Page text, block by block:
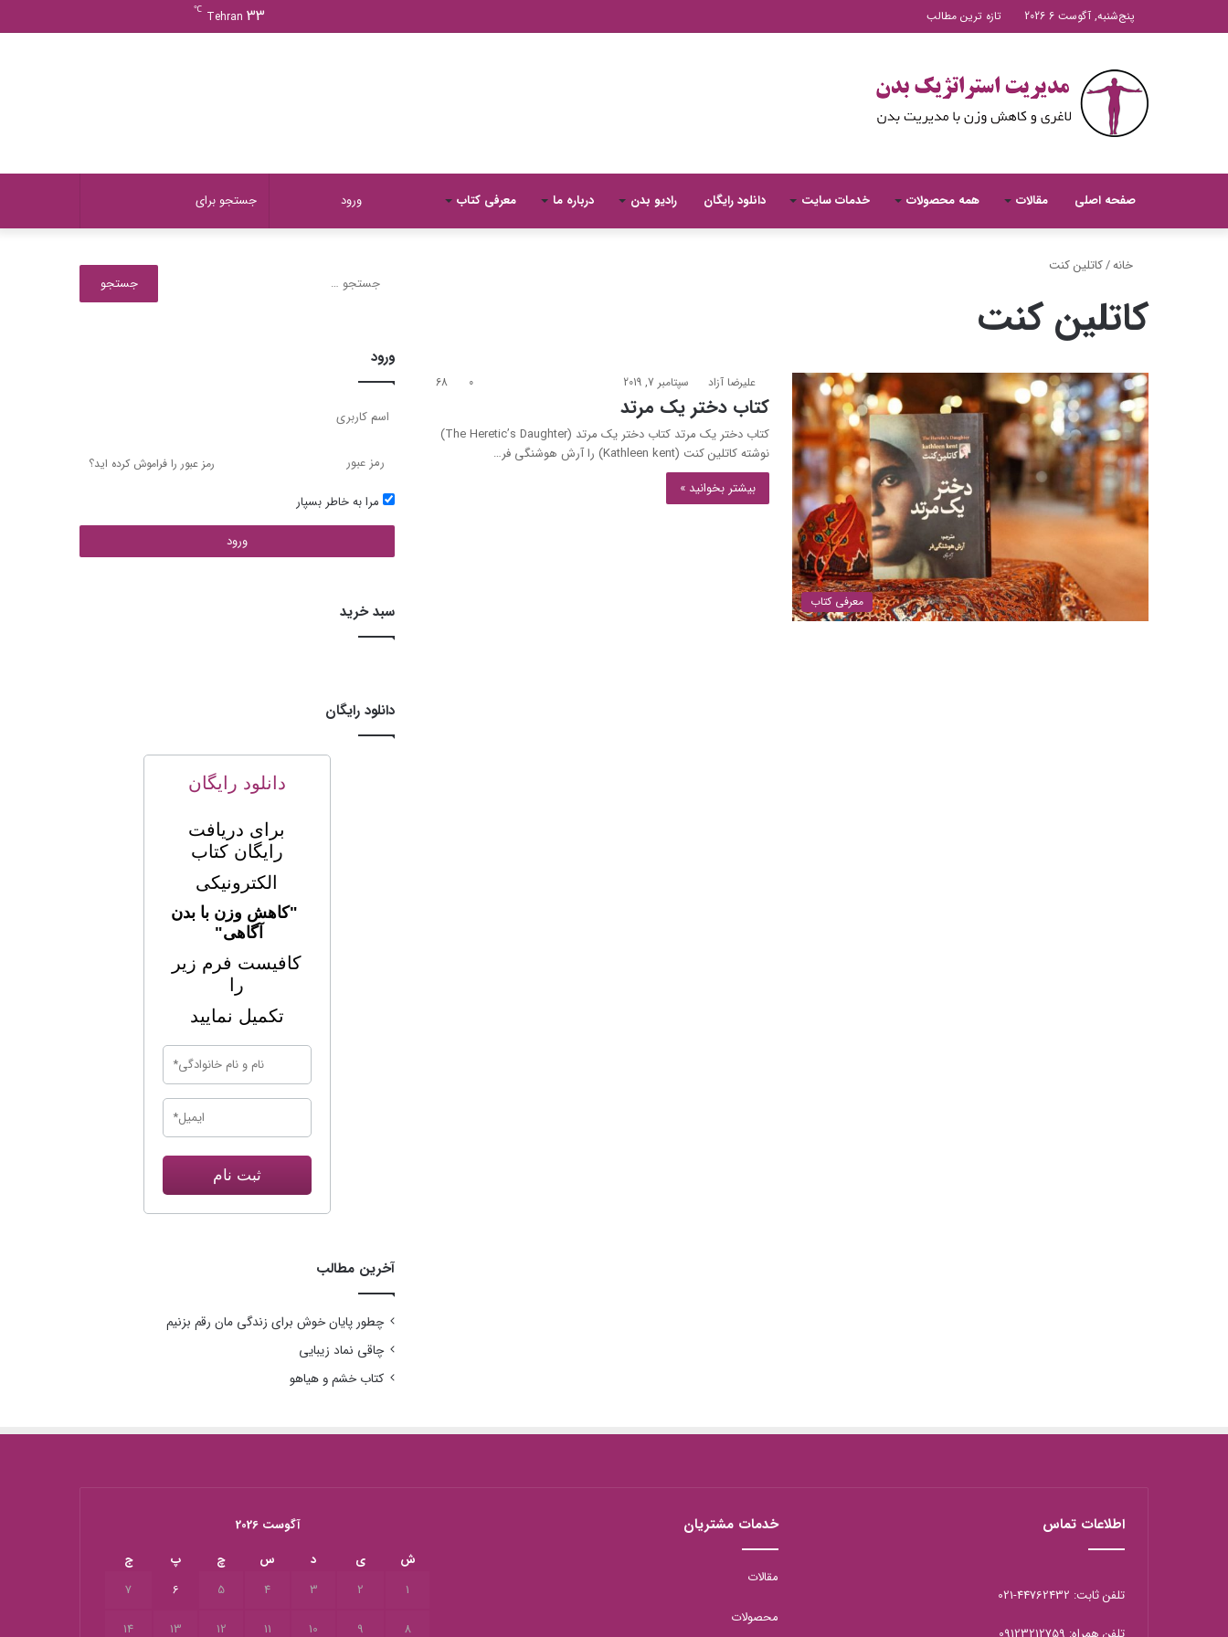
پنج‌شنبه, آگوست 6 2026 تازه ترین مطالب Tehran 33
℃
صفحه اصلی مقالات همه محصولات خدمات سایت دانلود رایگان رادیو بدن درباره ما معرفی کتاب ورود
خانه/کاتلین کنت
کاتلین کنت
معرفی کتاب
علیرضا آزاد سپتامبر 7, 2019 0
68
كتاب دختر یک مرتد
كتاب دختر یک مرتد كتاب دختر یک مرتد (The Heretic’s Daughter)
نوشته‌‌ کاتلین کنت ‌(Kathleen kent) را آرش هوشنگی فر…
بیشتر بخوانید »
ورود
رمز عبور را فراموش کرده اید؟
مرا به خاطر بسپار
ورود
سبد خرید
دانلود رایگان
دانلود رایگان
برای دریافت
رایگان کتاب
الکترونیکی
"کاهش وزن با بدن
آگاهی"
کافیست فرم زیر
را
تکمیل نمایید
ثبت نام
آخرین مطالب
چطور پایان خوش برای زندگی مان رقم بزنیم
چاقی نماد زیبایی
کتاب خشم و هیاهو
اطلاعات تماس
تلفن ثابت: 44762432-021
خدمات مشتریان
مقالات
محصولات
آگوست 2026
ش
ی د س چ پ
ج
1
2
3
4
5
6
7
8
9
10
11
12
13
14